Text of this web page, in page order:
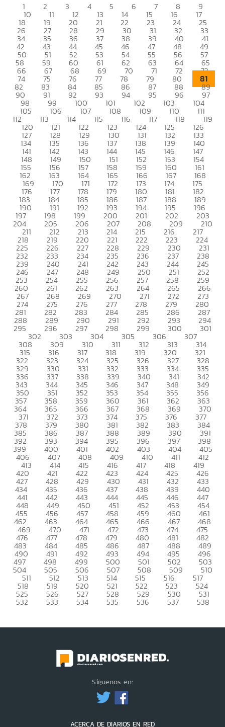
1 2 3 4 5 6 7 8 9
10 11 12 13 14 15 16 17
18 19 20 21 22 23 24 25
26 27 28 29 30 31 32 33
34 35 36 37 38 39 40 41
42 43 44 45 46 47 48 49
50 51 52 53 54 55 56 57
58 59 60 61 62 63 64 65
66 67 68 69 70 71 72 73
74 75 76 77 78 79 80 81
82 83 84 85 86 87 88 89
90 91 92 93 94 95 96 97
98 99 100 101 102 103 104
105 106 107 108 109 110 111
112 113 114 115 116 117 118 119
120 121 122 123 124 125 126
127 128 129 130 131 132 133
134 135 136 137 138 139 140
141 142 143 144 145 146 147
148 149 150 151 152 153 154
155 156 157 158 159 160 161
162 163 164 165 166 167 168
169 170 171 172 173 174 175
176 177 178 179 180 181 182
183 184 185 186 187 188 189
190 191 192 193 194 195 196
197 198 199 200 201 202 203
204 205 206 207 208 209 210
211 212 213 214 215 216 217
218 219 220 221 222 223 224
225 226 227 228 229 230 231
232 233 234 235 236 237 238
239 240 241 242 243 244 245
246 247 248 249 250 251 252
253 254 255 256 257 258 259
260 261 262 263 264 265 266
267 268 269 270 271 272 273
274 275 276 277 278 279 280
281 282 283 284 285 286 287
288 289 290 291 292 293 294
295 296 297 298 299 300 301
302 303 304 305 306 307
308 309 310 311 312 313 314
315 316 317 318 319 320 321
322 323 324 325 326 327 328
329 330 331 332 333 334 335
336 337 338 339 340 341 342
343 344 345 346 347 348 349
350 351 352 353 354 355 356
357 358 359 360 361 362 363
364 365 366 367 368 369 370
371 372 373 374 375 376 377
378 379 380 381 382 383 384
385 386 387 388 389 390 391
392 393 394 395 396 397 398
399 400 401 402 403 404 405
406 407 408 409 410 411 412
413 414 415 416 417 418 419
420 421 422 423 424 425 426
427 428 429 430 431 432 433
434 435 436 437 438 439 440
441 442 443 444 445 446 447
448 449 450 451 452 453 454
455 456 457 458 459 460 461
462 463 464 465 466 467 468
469 470 471 472 473 474 475
476 477 478 479 480 481 482
483 484 485 486 487 488 489
490 491 492 493 494 495 496
497 498 499 500 501 502 503
504 505 506 507 508 509 510
511 512 513 514 515 516 517
518 519 520 521 522 523 524
525 526 527 528 529 530 531
532 533 534 535 536 537 538
Síguenos en:
ACERCA DE DIARIOS EN RED